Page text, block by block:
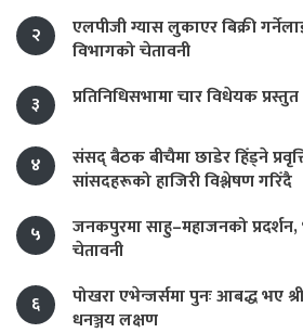
२
एलपीजी ग्यास लुकाएर बिक्री
विभागको चेतावनी
३
प्रतिनिधिसभामा चार विधेयक प्रस्तुत
४
संसद् बैठक बीचैमा छाडेर हिँड्ने
सांसदहरूको हाजिरी विश्लेषण गरिँदै
५
जनकपुरमा साहु–महाजनको प्रदर्शन,
चेतावनी
६
पोखरा एभेन्जर्समा पुनः आबद्ध भए
धनञ्जय लक्षण